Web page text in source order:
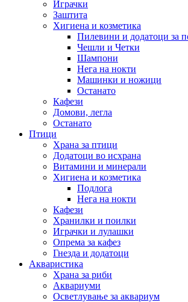
Играчки
Заштита
Хигиена и козметика
Пилевини и додатоци за
Чешли и Четки
Шампони
Нега на нокти
Машинки и ножици
Останато
Кафези
Домови, легла
Останато
Птици
Храна за птици
Додатоци во исхрана
Витамини и минерали
Хигиена и козметика
Подлога
Нега на нокти
Кафези
Хранилки и поилки
Играчки и лулашки
Опрема за кафез
Гнезда и додатоци
Акваристика
Храна за риби
Аквариуми
Осветлување за аквариум